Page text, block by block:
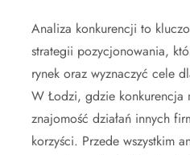
Analiza konkurencji to
strategii pozycjonowania,
rynek oraz wyznaczyć cele
W Łodzi, gdzie konkurencja
znajomość działań innych
korzyści. Przede wszystkim